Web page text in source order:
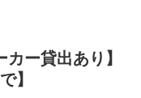
ー貸出あり】
】